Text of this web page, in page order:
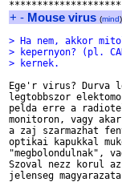
+ - Mouse virus (mind)
> Ha nem, akkor
> kepernyon? (pl.
> kernek.
Ege'r virus? Durva
legtobbszor
pelda erre a
monitoron, vagy
a zaj szarmazhat
optikai kapukkal
"megbolondulnak",
Szoval nezz korul
jelenseg